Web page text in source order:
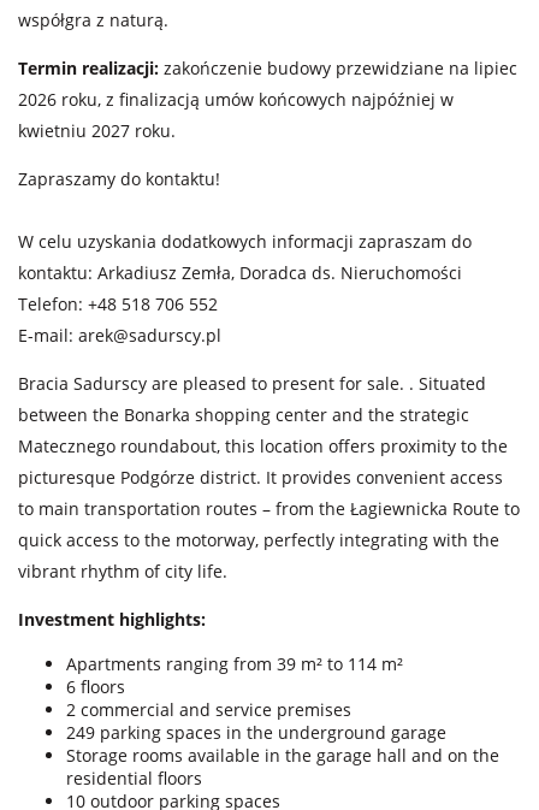
współgra z naturą.
Termin realizacji: zakończenie budowy przewidziane na lipiec
2026 roku, z finalizacją umów końcowych najpóźniej w
kwietniu 2027 roku.
Zapraszamy do kontaktu!
W celu uzyskania dodatkowych informacji zapraszam do
kontaktu: Arkadiusz Zemła, Doradca ds. Nieruchomości
Telefon: +48 518 706 552
E-mail: arek@sadurscy.pl
Bracia Sadurscy are pleased to present for sale. . Situated
between the Bonarka shopping center and the strategic
Matecznego roundabout, this location offers proximity to the
picturesque Podgórze district. It provides convenient access
to main transportation routes – from the Łagiewnicka Route to
quick access to the motorway, perfectly integrating with the
vibrant rhythm of city life.
Investment highlights:
Apartments ranging from 39 m² to 114 m²
6 floors
2 commercial and service premises
249 parking spaces in the underground garage
Storage rooms available in the garage hall and on the
residential floors
10 outdoor parking spaces